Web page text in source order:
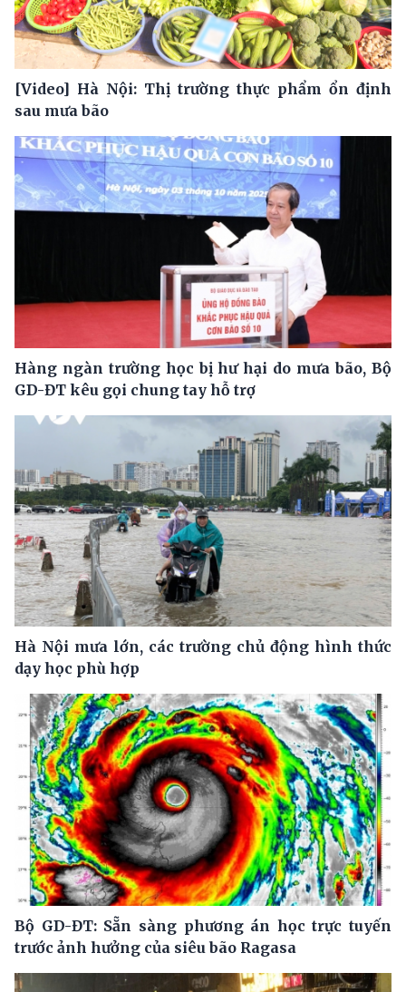
[Video] Hà Nội: Thị trường thực phẩm ổn định
sau mưa bão
Hàng ngàn trường học bị hư hại do mưa bão, Bộ
GD-ĐT kêu gọi chung tay hỗ trợ
Hà Nội mưa lớn, các trường chủ động hình thức
dạy học phù hợp
Bộ GD-ĐT: Sẵn sàng phương án học trực tuyến
trước ảnh hưởng của siêu bão Ragasa